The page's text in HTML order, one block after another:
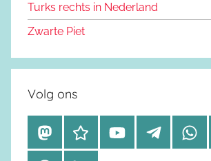
Turks rechts in Nederland
Zwarte Piet
Volg ons
M
a
B
l
Y
o
T
e
W
h